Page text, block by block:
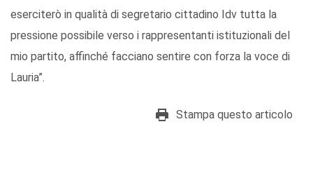
eserciterò in qualità di segretario cittadino Idv tutta la
pressione possibile verso i rappresentanti istituzionali del
mio partito, affinché facciano sentire con forza la voce di
Lauria”.
Stampa questo articolo